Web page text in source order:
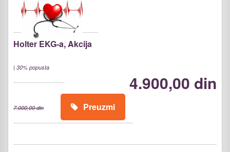
Holter EKG-a, Akcija
| 30% popusta
4.900,00 din
7.000,00 din Preuzmi